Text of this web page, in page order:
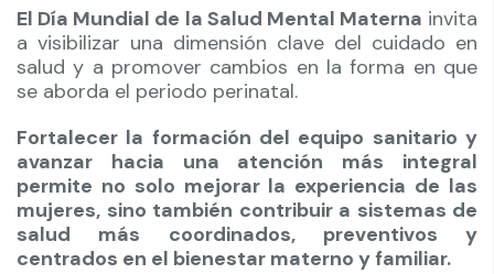
El Día Mundial de la Salud Mental Materna invita
a visibilizar una dimensión clave del cuidado en
salud y a promover cambios en la forma en que
se aborda el periodo perinatal.
Fortalecer la formación del equipo sanitario y
avanzar hacia una atención más integral
permite no solo mejorar la experiencia de las
mujeres, sino también contribuir a sistemas de
salud más coordinados, preventivos y
centrados en el bienestar materno y familiar.